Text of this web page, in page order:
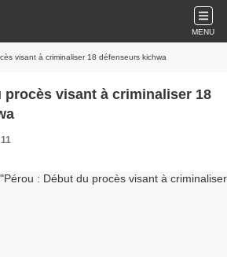
MENU
visant à criminaliser 18 défenseurs kichwa
procès visant à criminaliser 18